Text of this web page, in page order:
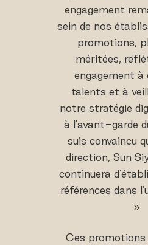
engagement
sein de nos
promotions,
méritées,
engagement à
talents et à
notre stratégie
à l'avant-garde
suis convaincu
direction, Sun
continuera
références dans
»
Ces